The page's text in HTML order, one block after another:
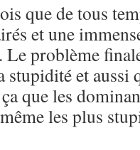
que de tous
et une
Le problème
et aussi
que les
les plus